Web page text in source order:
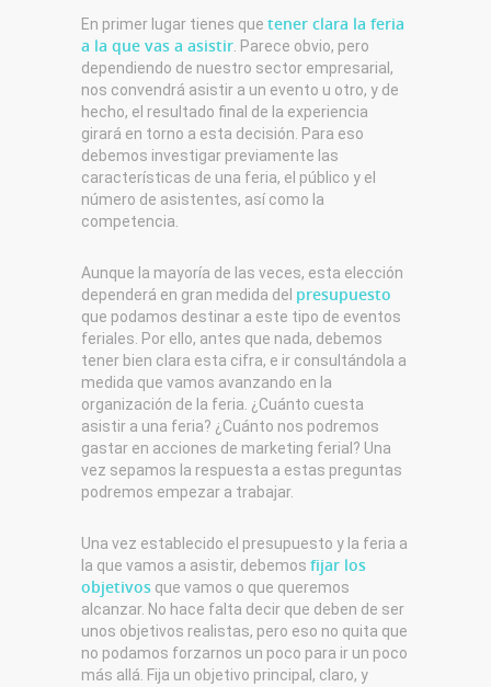
En primer lugar tienes que tener clara la feria
a la que vas a asistir. Parece obvio, pero
dependiendo de nuestro sector empresarial,
nos convendrá asistir a un evento u otro, y de
hecho, el resultado final de la experiencia
girará en torno a esta decisión. Para eso
debemos investigar previamente las
características de una feria, el público y el
número de asistentes, así como la
competencia.
Aunque la mayoría de las veces, esta elección
dependerá en gran medida del presupuesto
que podamos destinar a este tipo de eventos
feriales. Por ello, antes que nada, debemos
tener bien clara esta cifra, e ir consultándola a
medida que vamos avanzando en la
organización de la feria. ¿Cuánto cuesta
asistir a una feria? ¿Cuánto nos podremos
gastar en acciones de marketing ferial? Una
vez sepamos la respuesta a estas preguntas
podremos empezar a trabajar.
Una vez establecido el presupuesto y la feria a
la que vamos a asistir, debemos fijar los
objetivos que vamos o que queremos
alcanzar. No hace falta decir que deben de ser
unos objetivos realistas, pero eso no quita que
no podamos forzarnos un poco para ir un poco
más allá. Fija un objetivo principal, claro, y